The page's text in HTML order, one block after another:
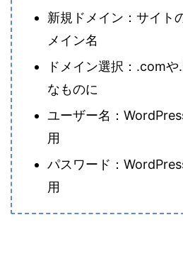
新規ドメイン：サイト
メイン名
ドメイン選択：.com
なものに
ユーザー名：
用
パスワード：
用